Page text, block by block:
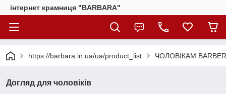
інтернет крамниця "BARBARA"
https://barbara.in.ua/ua/product_list ЧОЛОВІКАМ
Догляд для чоловіків